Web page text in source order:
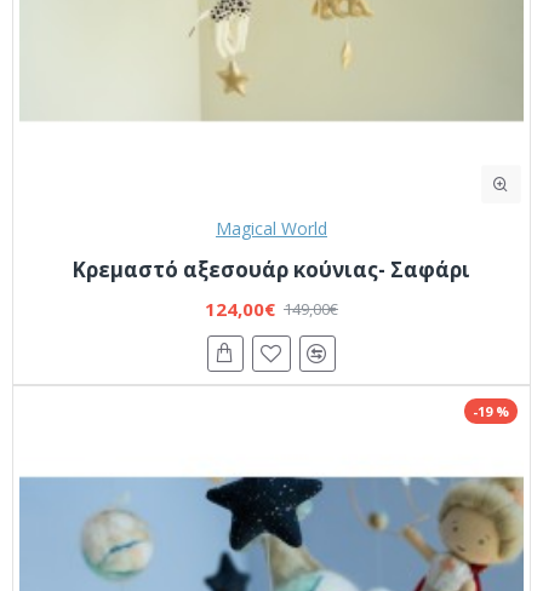
Magical World
Κρεμαστό αξεσουάρ κούνιας- Σαφάρι
124,00€ 149,00€
-19 %